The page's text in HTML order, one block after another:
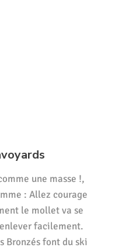
une masse !,
: Allez courage
le mollet va se
facilement.
Bronzés font du ski